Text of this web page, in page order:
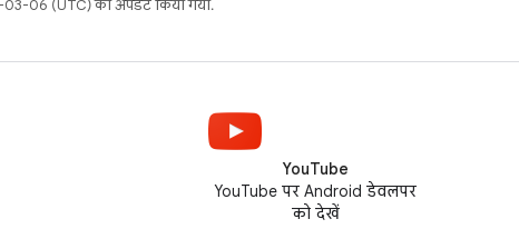
06 (UTC) को अपडेट किया गया.
YouTube
YouTube पर Android डेवलपर
को देखें